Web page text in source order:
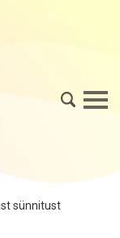
sünnitust